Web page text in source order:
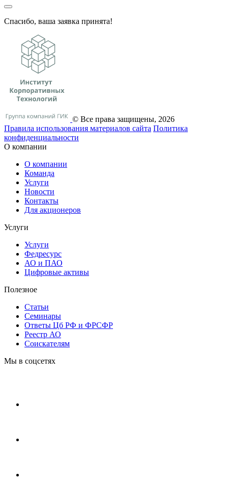
Спасибо, ваша заявка принята!
© Все права защищены, 2026
Правила использования материалов сайта Политика
конфиденциальности
О компании
О компании
Команда
Услуги
Новости
Контакты
Для акционеров
Услуги
Услуги
Федресурс
АО и ПАО
Цифровые активы
Полезное
Статьи
Cеминары
Ответы Цб РФ и ФРСФР
Реестр АО
Соискателям
Мы в соцсетях